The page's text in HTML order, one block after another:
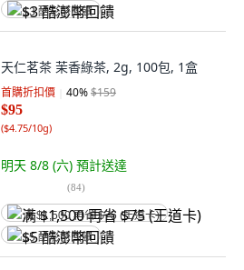
$3 酷澎幣回饋
天仁茗茶 茉香綠茶, 2g, 100包, 1盒
首購折扣價 40%$159
$95
($4.75/10g)
明天 8/8 (六) 預計送達
(84)
满 $1,500 再省 $75 (王道卡)
$5 酷澎幣回饋